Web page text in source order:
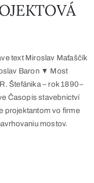
text Miroslav Maťaščík
Baron ▼ Most
Štefánika – rok 1890–
Časopis stavebnictví
projektantom vo firme
mostov.